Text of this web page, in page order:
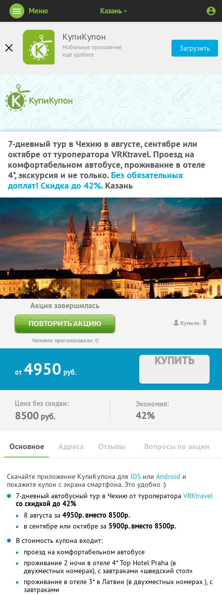
КупиКупон
Мобильное приложение
ещё удобнее
Загрузить
Меню Казань
7-дневный тур в Чехию в августе, сентябре или
октябре от туроператора VRKtravel. Проезд на
комфортабельном автобусе, проживание в отеле
4*, экскурсия и не только. Без обязательных
доплат! Скидка до 42%. Казань
Купили: 8
Акция завершилась
ПОВТОРИТЬ АКЦИЮ
Человек проголосовало: 0
от 4950 руб.
КУПИТЬ
Цена без скидки:
8500 руб.
Экономия:
42%
Основное Отзывы Вопросы по акции
Адреса
Скачайте приложение КупиКупона для IOS или Android и
покажите купон с экрана смартфона. Это удобно :)
7-дневный автобусный тур в Чехию от туроператора VRKtravel
со скидкой до 42%
8 августа за 4950р. вместо 8500р.
в сентябре или октябре за 5900р. вместо 8500р.
В стоимость купона входит:
проезд на комфортабельном автобусе
проживание 2 ночи в отеле 4* Top Hotel Prahа (в
двухместных номерах), с завтраками «шведский стол»
проживание в отеле 3* в Латвии (в двухместных номерах ), с
завтраками